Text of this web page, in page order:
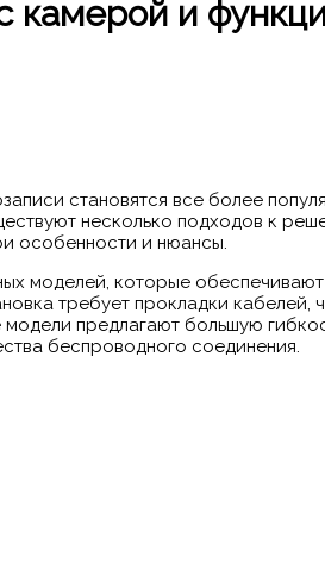
камерой и
становятся все более
несколько подходов к
особенности и нюансы.
моделей, которые
требует прокладки кабелей,
предлагают большую
беспроводного соединения.